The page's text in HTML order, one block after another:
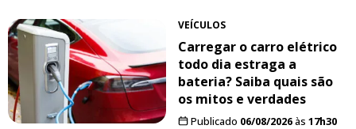
VEÍCULOS
Carregar o carro elétrico
todo dia estraga a
bateria? Saiba quais são
os mitos e verdades
Publicado 06/08/2026às 17h30